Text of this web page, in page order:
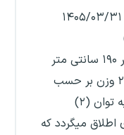
حداکثر سن ۲۷ سال تمام تا تاریخ ۱۴۰۵/۰۳/۳۱
نسبت BMI حداقل ۱۹ و حداکثر (۲۸ وزن بر حسب
(۲)
میگردد که